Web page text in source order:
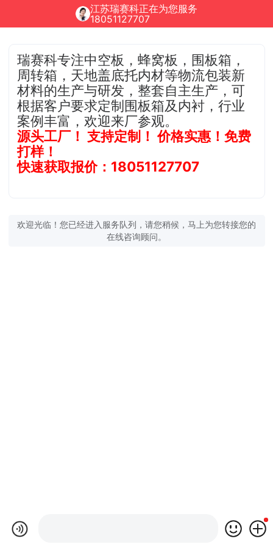
江苏瑞赛科正在为您服务
18051127707
瑞赛科专注中空板，蜂窝板，围板箱，
周转箱，天地盖底托内材等物流包装新
材料的生产与研发，整套自主生产，可
根据客户要求定制围板箱及内衬，行业
案例丰富，欢迎来厂参观。
源头工厂！ 支持定制！ 价格实惠！免费
打样！
快速获取报价：18051127707
欢迎光临！您已经进入服务队列，请您稍候，马上为您转接您的
在线咨询顾问。